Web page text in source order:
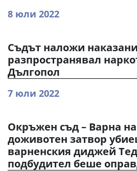
8 юли 2022
Съдът наложи
разпространявал
Дългопол
7 юли 2022
Окръжен съд – Варна
доживотен затвор
варненския диджей
подбудител беше